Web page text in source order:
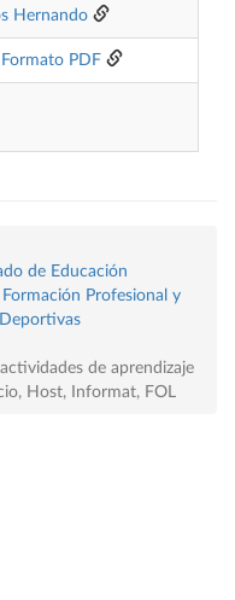
Hernando
Formato PDF
de Educación
Profesional y
de aprendizaje
Host, Informat, FOL